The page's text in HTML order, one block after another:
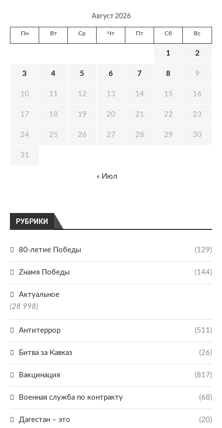
РУБРИКИ
80-летие Победы (129)
Zнамя Победы (144)
Актуальное
(28 998)
Антитеррор (511)
Битва за Кавказ (26)
Вакцинация (817)
Военная служба по контракту (68)
Дагестан – это (20)
Август 2026
Пн Вт Ср Чт Пт Сб Вс
1 2
3 4 5 6 7 8 9
10 11 12 13 14 15 16
17 18 19 20 21 22 23
24 25 26 27 28 29 30
31
« Июл